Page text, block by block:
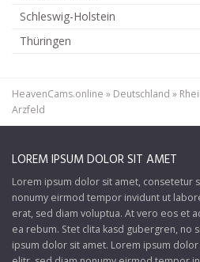
Schleswig-Holstein
Thüringen
HeavenCams.online » Deutschland »
Arzfeld
LOREM IPSUM DOLOR SIT AMET
Lorem ipsum dolor sit amet, consetetur
nonumy eirmod tempor invidunt ut
erat, sed diam voluptua. At vero eos et
ea rebum. Stet clita kasd gubergren, no
ipsum dolor sit amet. Lorem ipsum